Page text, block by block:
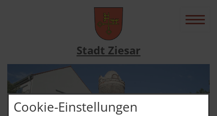
Cookie-Einstellungen
Stadt Ziesar